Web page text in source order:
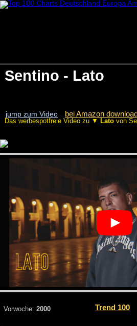
Sentino - Lato
jump zum Video bei Amazon
Das werbespotfreie Video zu ▼ Latovon
Vorwoche: 2000 Trend 100